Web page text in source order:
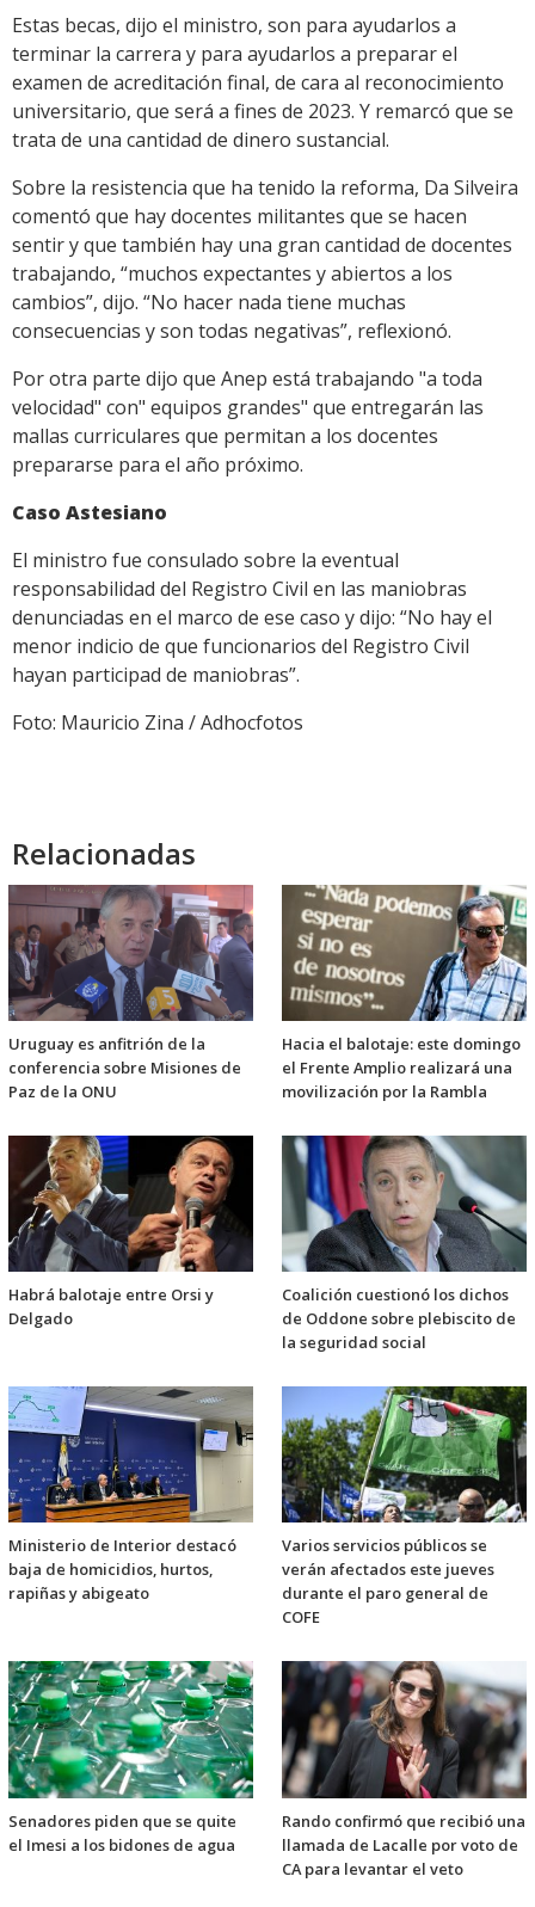
Estas becas, dijo el ministro, son para ayudarlos a
terminar la carrera y para ayudarlos a preparar el
examen de acreditación final, de cara al reconocimiento
universitario, que será a fines de 2023. Y remarcó que se
trata de una cantidad de dinero sustancial.
Sobre la resistencia que ha tenido la reforma, Da Silveira
comentó que hay docentes militantes que se hacen
sentir y que también hay una gran cantidad de docentes
trabajando, “muchos expectantes y abiertos a los
cambios”, dijo. “No hacer nada tiene muchas
consecuencias y son todas negativas”, reflexionó.
Por otra parte dijo que Anep está trabajando "a toda
velocidad" con" equipos grandes" que entregarán las
mallas curriculares que permitan a los docentes
prepararse para el año próximo.
Caso Astesiano
El ministro fue consulado sobre la eventual
responsabilidad del Registro Civil en las maniobras
denunciadas en el marco de ese caso y dijo: “No hay el
menor indicio de que funcionarios del Registro Civil
hayan participad de maniobras”.
Foto: Mauricio Zina / Adhocfotos
Relacionadas
Uruguay es anfitrión de la
conferencia sobre Misiones de
Paz de la ONU
Hacia el balotaje: este domingo
el Frente Amplio realizará una
movilización por la Rambla
Habrá balotaje entre Orsi y
Delgado
Coalición cuestionó los dichos
de Oddone sobre plebiscito de
la seguridad social
Ministerio de Interior destacó
baja de homicidios, hurtos,
rapiñas y abigeato
Varios servicios públicos se
verán afectados este jueves
durante el paro general de
COFE
Senadores piden que se quite
el Imesi a los bidones de agua
Rando confirmó que recibió una
llamada de Lacalle por voto de
CA para levantar el veto